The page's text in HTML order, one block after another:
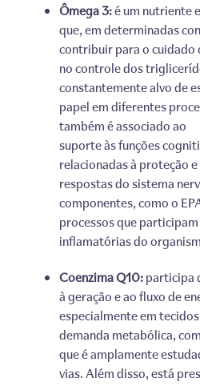
Ômega 3:é um nutriente
que,em determinadas
contribuir para o cuidado
no controle dos
constantemente alvo de
papel em diferentes
também é associado ao
suporte às funções
relacionadas à proteção
respostas do sistema
componentes, como o
processos que
inflamatórias do
Coenzima Q10:participa
à geração e ao fluxo de
especialmente em
demanda metabólica,
que é amplamente
vias. Além disso, está